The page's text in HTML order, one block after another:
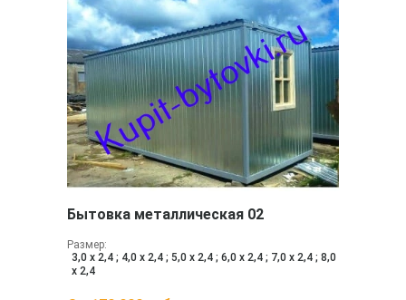
Бытовка металлическая 02
Размер:
3,0 х 2,4 ; 4,0 х 2,4 ; 5,0 х 2,4 ; 6,0 х 2,4 ; 7,0 х 2,4 ; 8,0
х 2,4